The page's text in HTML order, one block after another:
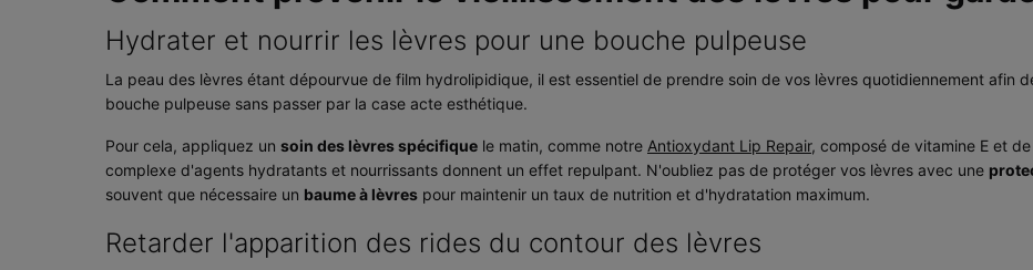
Hydrater et nourrir les lèvres pour une bouche pulpeuse
La peau des lèvres étant dépourvue de film hydrolipidique, il est essentiel de prendre soin de vos lèvres quotidiennement afin
bouche pulpeuse sans passer par la case acte esthétique.
Pour cela, appliquez un soin des lèvres spécifique le matin, comme notre Antioxydant Lip Repair, composé de vitamine E et
complexe d'agents hydratants et nourrissants donnent un effet repulpant. N'oubliez pas de protéger vos lèvres avec une
souvent que nécessaire un baume à lèvres pour maintenir un taux de nutrition et d'hydratation maximum.
Retarder l'apparition des rides du contour des lèvres